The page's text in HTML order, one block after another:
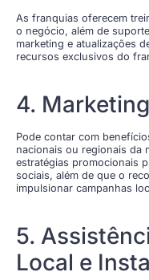
As franquias oferecem
o negócio, além de
marketing e atualizações
recursos exclusivos do
4.
Pode contar com
nacionais ou regionais da
estratégias promocionais
sociais, além de que o
impulsionar campanhas
5.
Local e